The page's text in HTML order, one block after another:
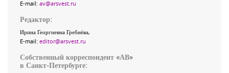
E-mail: av@arsvest.ru
Редактор:
Ирина Георгиевна Гребнёва,
E-mail: editor@arsvest.ru
Собственный корреспондент «АВ»
в Санкт-Петербурге: